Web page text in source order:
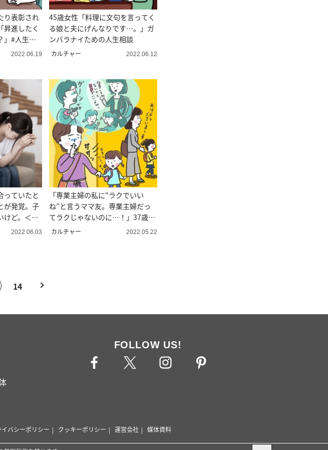
り表彰され
昇進したく
」#人生相
2022.06.19
45歳女性「料理に文句を言ってく
る娘と夫にげんなりです…。」ガ
ンバラナイための人生相談
カルチャー 2022.06.12
っていたと
が発覚。子
けど。＜人
2022.06.03
「専業主婦の私に"ラクでいい
ね”と言うママ友。専業主婦だっ
てラクじゃないのに…！」37歳の
お悩み
カルチャー 2022.05.22
14
FOLLOW US!
イバシーポリシー クッキーポリシー 運営会社 媒体資料